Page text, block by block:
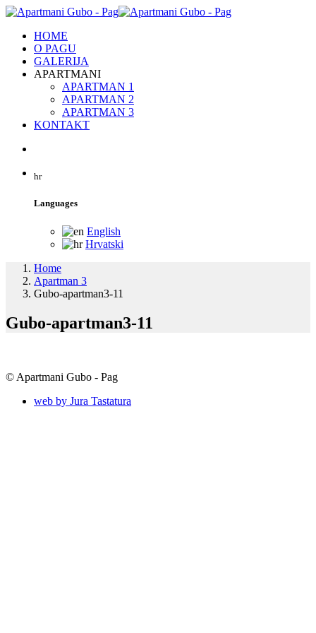
HOME
O PAGU
GALERIJA
APARTMANI
APARTMAN 1
APARTMAN 2
APARTMAN 3
KONTAKT
hr
Languages
English
Hrvatski
Home
Apartman 3
Gubo-apartman3-11
Gubo-apartman3-11
© Apartmani Gubo - Pag
web by Jura Tastatura